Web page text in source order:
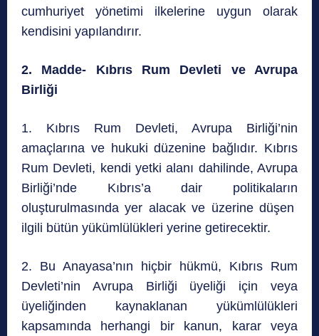
cumhuriyet yönetimi ilkelerine uygun olarak
kendisini yapılandırır.
2. Madde- Kıbrıs Rum Devleti ve Avrupa
Birliği
1. Kıbrıs Rum Devleti, Avrupa Birliği’nin
amaçlarına ve hukuki düzenine bağlıdır. Kıbrıs
Rum Devleti, kendi yetki alanı dahilinde, Avrupa
Birliği’nde Kıbrıs’a dair politikaların
oluşturulmasında yer alacak ve üzerine düşen
ilgili bütün yükümlülükleri yerine getirecektir.
2. Bu Anayasa’nın hiçbir hükmü, Kıbrıs Rum
Devleti’nin Avrupa Birliği üyeliği için veya
üyeliğinden kaynaklanan yükümlülükleri
kapsamında herhangi bir kanun, karar veya